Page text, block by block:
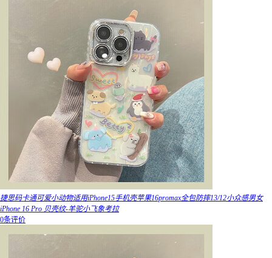
捷思码卡通可爱小动物适用iPhone15手机壳苹果16promax全包防摔13/12小众感男女
iPhone 16 Pro 贝壳纹-羊驼小飞象考拉
0条评价